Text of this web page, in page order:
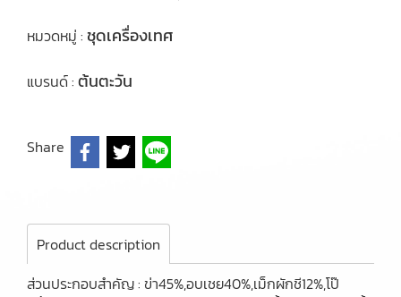
หมวดหมู่ : ชุดเครื่องเทศ
แบรนด์ : ต้นตะวัน
Share
Product description
ส่วนประกอบสำคัญ : ข่า45%,อบเชย40%,เม็กผักชี12%,โป๊